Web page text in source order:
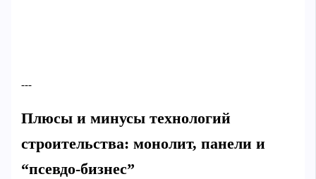
---
Плюсы и минусы технологий
строительства: монолит, панели и
“псевдо-бизнес”